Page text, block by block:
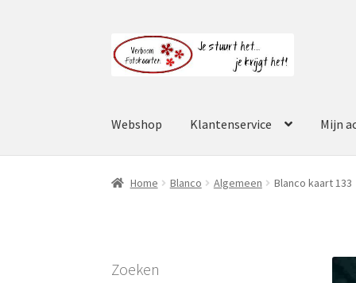
Ga
door
Ga
naar
Webshop
Klantenservice Mijn
Home Blanco Algemeen Blanco kaart 133
Zoeken